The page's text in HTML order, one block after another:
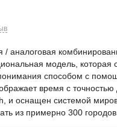
аналоговая
модель,
способом с
время с
и оснащен системой
из примерно 300 городов.